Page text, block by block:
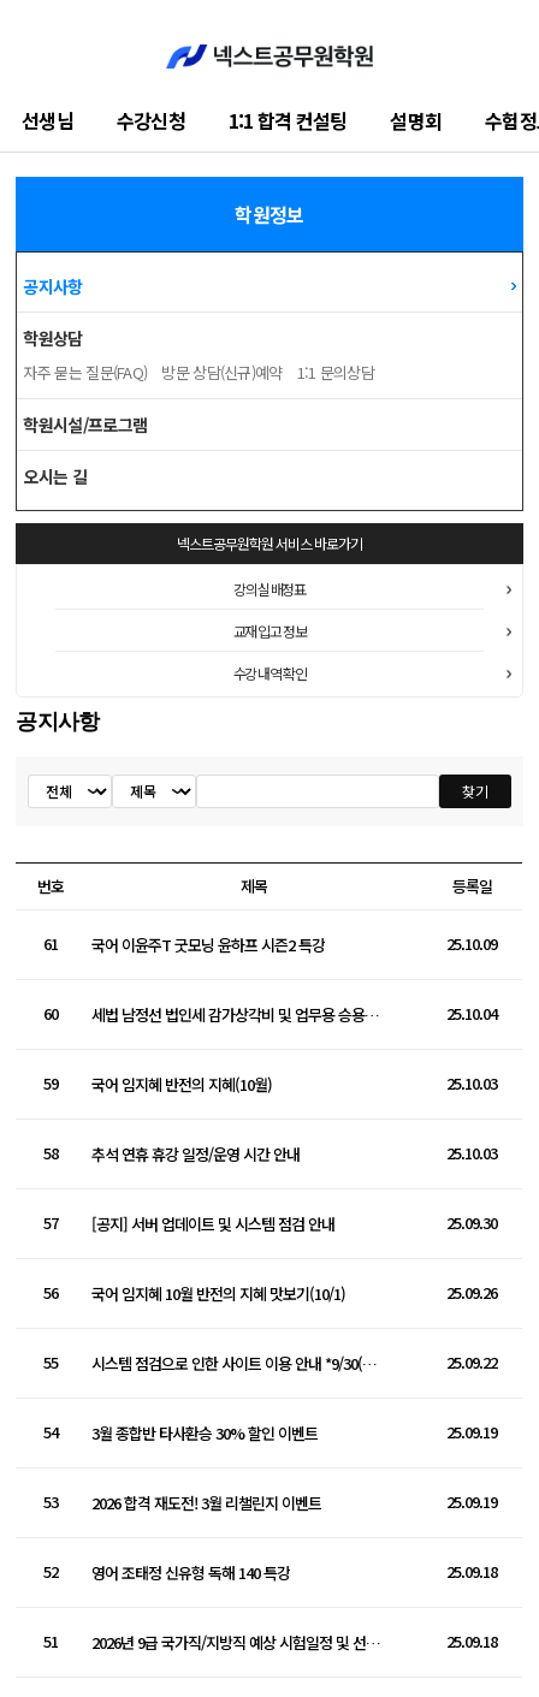
선생님 수강신청 1:1 합격 컨설팅 설명회 수험
공지사항
학원정보
공지사항
학원상담
자주 묻는 질문(FAQ) 방문 상담(신규)예약 1:1 문의상담
학원시설/프로그램
오시는 길
넥스트공무원학원서비스 바로가기
강의실 배정표
교재 입고 정보
수강 내역 확인
공지사항
공지사항
검색 찾기
번호 제목 등록일
61 국어 이윤주T 굿모닝 윤하프 시즌2 특강 25.10.09
60 세법 남정선 법인세 감가상각비 및 업무용 승용차 특강 25.10.04
59 국어 임지혜 반전의 지혜(10월) 25.10.03
58 추석 연휴 휴강 일정/운영 시간 안내 25.10.03
57 [공지] 서버 업데이트 및 시스템 점검 안내 25.09.30
56 국어 임지혜 10월 반전의 지혜 맛보기(10/1) 25.09.26
55 시스템 점검으로 인한 사이트 이용 안내 *9/30(화) 오전 2시~4시20분 25.09.22
54 3월 종합반 타사환승 30% 할인 이벤트 25.09.19
53 2026 합격 재도전! 3월 리챌린지 이벤트 25.09.19
52 영어 조태정 신유형 독해 140 특강 25.09.18
51 2026년 9급 국가직/지방직 예상 시험일정 및 선발인원 전망 25.09.18